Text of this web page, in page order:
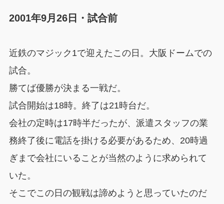
2001年9月26日・試合前
近鉄のマジック1で迎えたこの日。大阪ドームでの
試合。
勝てば優勝が決まる一戦だ。
試合開始は18時。終了は21時台だ。
会社の定時は17時半だったが、派遣スタッフの業
務終了後に電話を掛ける必要があるため、20時過
ぎまで会社にいることが当然のように求められて
いた。
そこでこの日の観戦は諦めようと思っていたのだ